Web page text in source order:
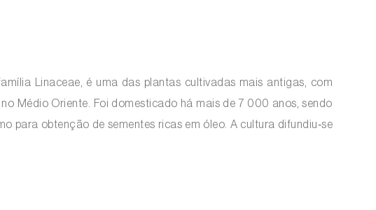
Linaceae, é uma das plantas cultivadas mais antigas, com
Médio Oriente. Foi domesticado há mais de 7 000 anos, sendo
para obtenção de sementes ricas em óleo. A cultura difundiu‑se